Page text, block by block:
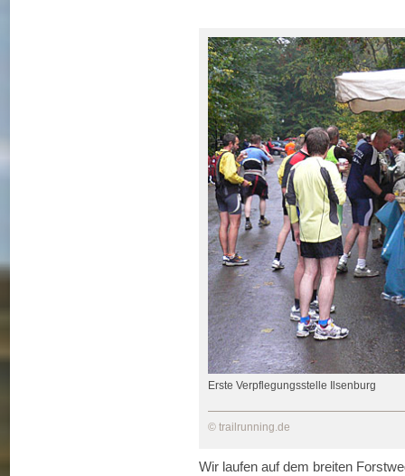
Erste Verpflegungsstelle Ilsenburg
© trailrunning.de
Wir laufen auf dem breiten